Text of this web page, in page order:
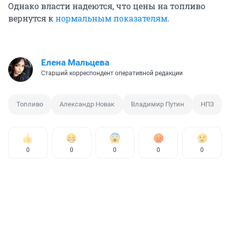
Однако власти надеются, что цены на топливо
вернутся кнормальным показателям.
Елена Мальцева
Старший корреспондент оперативной редакции
Топливо Александр Новак Владимир Путин НПЗ
0 0 0 0 0